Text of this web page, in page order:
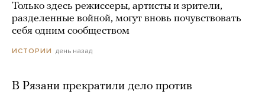
Только здесь режиссеры, артисты и зрители,
разделенные войной, могут вновь почувствовать
себя одним сообществом
ИСТОРИИ день назад
В Рязани прекратили дело против